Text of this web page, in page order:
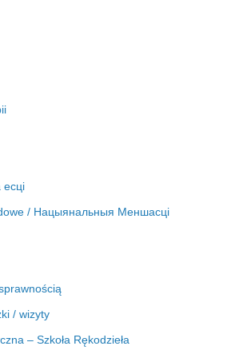
/ Нацыянальныя Меншасці
/ wizyty
– Szkoła Rękodzieła